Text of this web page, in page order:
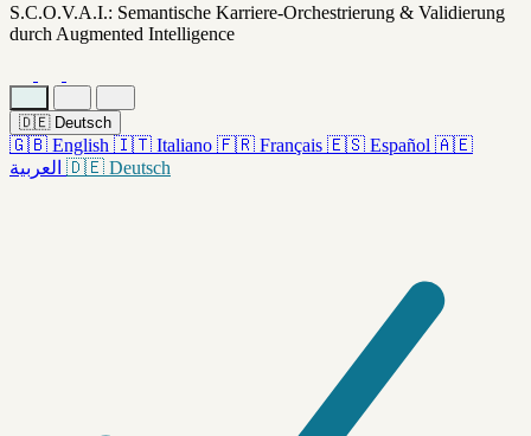
S.C.O.V.A.I.: Semantische Karriere-Orchestrierung & Validierung
durch Augmented Intelligence
🇩🇪 Deutsch
🇬🇧 English 🇮🇹 Italiano 🇫🇷 Français 🇪🇸 Español 🇦🇪
العربية 🇩🇪 Deutsch